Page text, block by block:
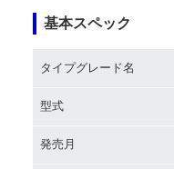
基本スペック
タイプグレード名
型式
発売月